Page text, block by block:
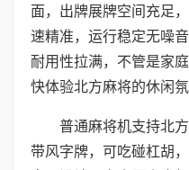
面，出牌展牌空间充足
速精准，运行稳定无噪
耐用性拉满，不管是家
快体验北方麻将的休闲氛
普通麻将机支持北
带风字牌，可吃碰杠胡